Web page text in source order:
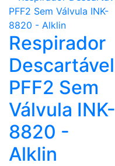
Respirador
Descartável
PFF2 Sem
Válvula INK-
8820 -
Alklin